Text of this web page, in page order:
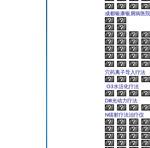
成都银康银屑病医
穴药离子导入疗法
O3水活化疗法
DⅢ光动力疗法
N镭射疗法治疗仪